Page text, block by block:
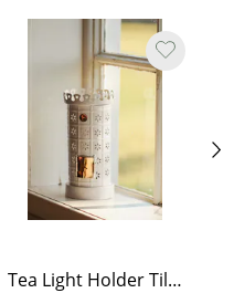
Tea Light Holder Tiled Stove White